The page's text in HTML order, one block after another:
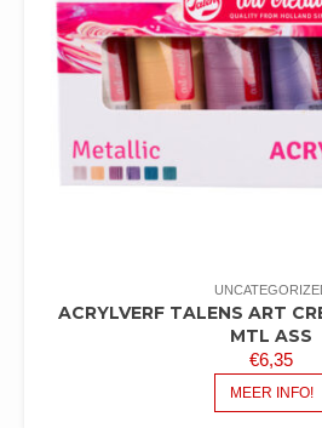
ACRYLVERF TALENS ART
MTL ASS
€6,35
MEER INFO!